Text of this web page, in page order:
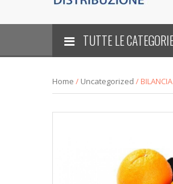
TUTTE LE
Home / Uncategorized /